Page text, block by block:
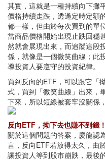
其實，這就是一種持續向下攤
價格持續走跌，透過定時定額
都一樣，但由於每次買到的單
當商品價格開始出現止跌回穩
然就會展現出來，而追蹤這段
係，就像是一個微笑曲線；此
導投資人要遵守的投資紀律。
買到反向的ETF，可以跟它「
式，買到「微笑曲線」出來，
下來，所以短線被套牢沒關係
反向ETF，拗下去也賺不到錢！
關於這個問題的答案，慶龍認
言，反向ETF若放得太久，由
讓投資人等到股市崩跌，最後